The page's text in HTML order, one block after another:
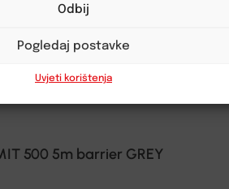
Odbij
Pogledaj postavke
Uvjeti korištenja
500 5m barrier GREY